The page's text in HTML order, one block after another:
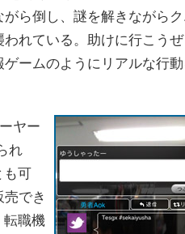
ら倒し、謎を解きながらク
れている。助けに行こうぜ
ームのようにリアルな行
ヤー
れ
も可
でき
転職機